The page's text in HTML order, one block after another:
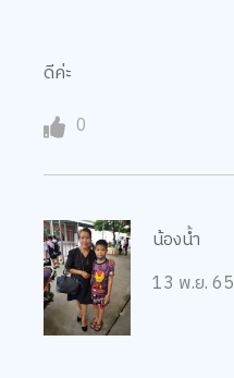
ดีค่ะ
0
น้องน้ำ
13 พ.ย. 65